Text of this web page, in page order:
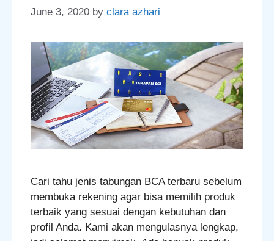
June 3, 2020 by clara azhari
Cari tahu jenis tabungan BCA terbaru sebelum
membuka rekening agar bisa memilih produk
terbaik yang sesuai dengan kebutuhan dan
profil Anda. Kami akan mengulasnya lengkap,